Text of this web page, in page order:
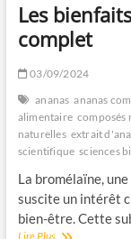
Les
complet
03/09/2024
ananas ananas
alimentaire composés
naturelles extrait
scientifique sciences
La bromélaïne,
suscite un intérêt
bien-être. Cette
Lire PlusLes